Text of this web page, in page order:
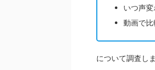
いつ声
動画で比
について調査しま